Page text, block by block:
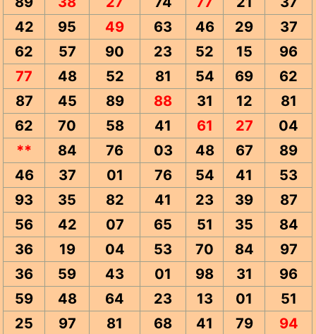
42
95 49 63 46 29
37
62
57 90 23 52 15
96
77
48 52 81 54 69
62
87
45 89 88 31 12
81
62
70 58 41 61 27
04
**
84 76 03 48 67
89
46
37 01 76 54 41
53
93
35 82 41 23 39
87
56
42 07 65 51 35
84
36
19 04 53 70 84
97
36
59 43 01 98 31
96
59
48 64 23 13 01
51
25
97 81 68 41 79
94